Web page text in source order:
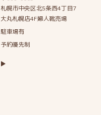
札幌市中央区北5条西4丁目7
大丸札幌店4F婦人靴売場
駐車場有
予約優先制